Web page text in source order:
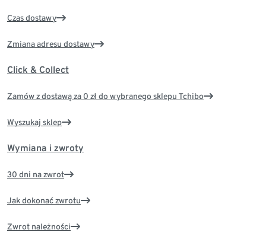
Czas dostawy
Zmiana adresu dostawy
Click & Collect
Zamów z dostawą za 0 zł do wybranego sklepu Tchibo
Wyszukaj sklep
Wymiana i zwroty
30 dni na zwrot
Jak dokonać zwrotu
Zwrot należności